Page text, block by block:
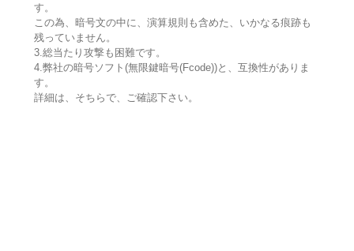
す。
この為、暗号文の中に、演算規則も含めた、いかなる痕跡も
残っていません。
3.総当たり攻撃も困難です。
4.弊社の暗号ソフト(無限鍵暗号(Fcode))と、互換性がありま
す。
詳細は、そちらで、ご確認下さい。